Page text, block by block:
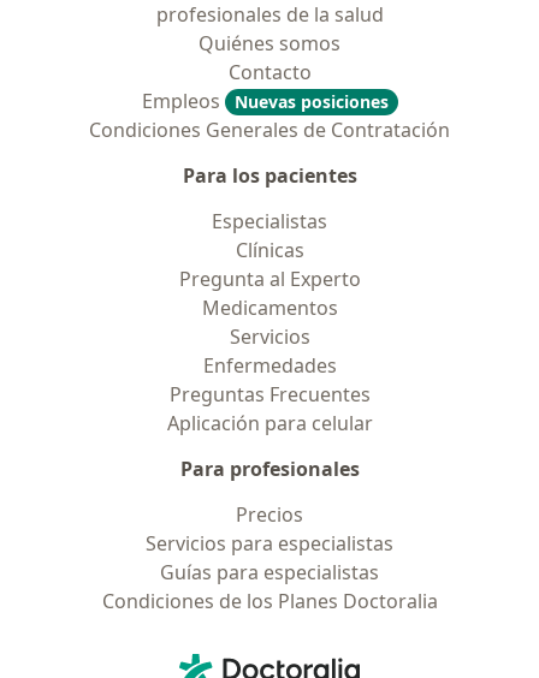
profesionales de la salud
Quiénes somos
Contacto
Empleos
Nuevas posiciones
Condiciones Generales de Contratación
Para los pacientes
Especialistas
Clínicas
Pregunta al Experto
Medicamentos
Servicios
Enfermedades
Preguntas Frecuentes
Aplicación para celular
Para profesionales
Precios
Servicios para especialistas
Guías para especialistas
Condiciones de los Planes Doctoralia
Doctoralia - Página de inicio